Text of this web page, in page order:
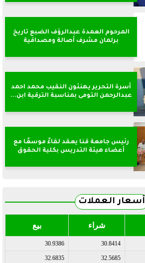
المرحوم العمدة عبدالرؤف الضبع تاريخ
برلمان مشرف أصالة ومصداقية
أسرة التحرير يهنئون النقيب محمد احمد
عبدالرحمن التومى بمناسبة الترقية ابن...
رئيس جامعة قنا يعقد لقاءً موسعًا مع
أعضاء هيئة التدريس بكلية الحقوق
أسعار العملات
شراء بيع
30.8414
30.9386
32.5685
32.6835